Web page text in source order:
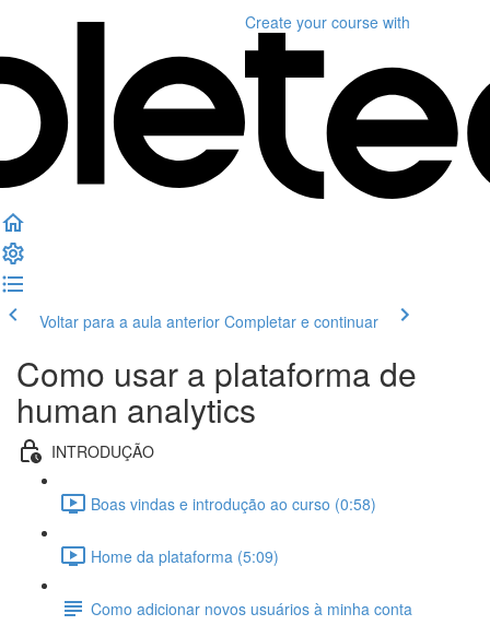
Create your course with
Voltar para a aula anterior Completar e continuar
Como usar a plataforma de
human analytics
INTRODUÇÃO
Boas vindas e introdução ao curso (0:58)
Home da plataforma (5:09)
Como adicionar novos usuários à minha conta